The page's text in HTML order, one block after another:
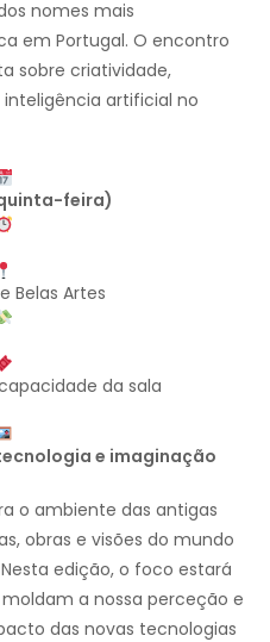
nomes mais
em Portugal. O encontro
sobre criatividade,
artificial no
feira)
Belas Artes
da sala
e imaginação
o ambiente das antigas
obras e visões do mundo
edição, o foco estará
a nossa perceção e
das novas tecnologias